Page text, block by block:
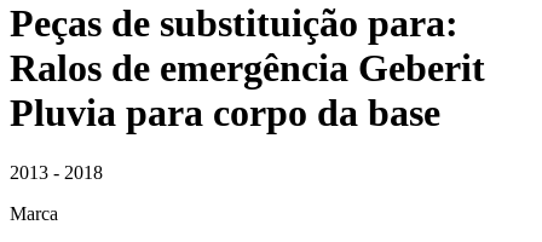
Peças de substituição para:
Ralos de emergência Geberit
Pluvia para corpo da base
2013 - 2018
Marca